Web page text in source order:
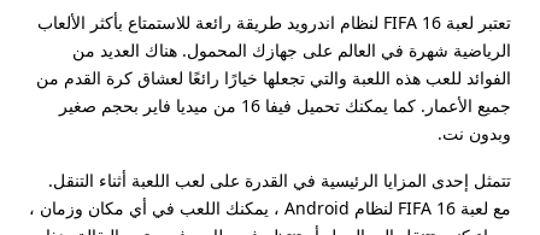
تعتبر لعبة FIFA 16 لنظام اندرويد طريقة رائعة للاستمتاع بأكثر الألعاب
الرياضية شهرة في العالم على جهازك المحمول. هناك العديد من
الفوائد للعب هذه اللعبة والتي تجعلها خيارًا رائعًا لعشاق كرة القدم من
جميع الأعمار. كما يمكنك تحميل فيفا 16 من ميديا فاير بحجم صغير
وبدون نت.
تتمثل إحدى المزايا الرئيسية في القدرة على لعب اللعبة أثناء التنقل.
مع لعبة FIFA 16 لنظام Android ، يمكنك اللعب في أي مكان وزمان ،